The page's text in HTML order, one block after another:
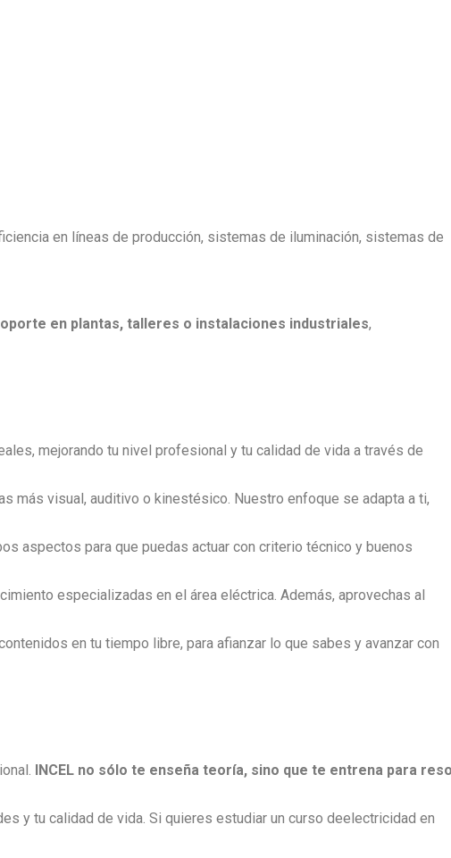
en líneas de producción, sistemas de iluminación, sistemas de
en plantas, talleres o instalaciones industriales,
mejorando tu nivel profesional y tu calidad de vida a través de
más visual, auditivo o kinestésico. Nuestro enfoque se adapta a ti,
aspectos para que puedas actuar con criterio técnico y buenos
especializadas en el área eléctrica. Además, aprovechas al
en tu tiempo libre, para afianzar lo que sabes y avanzar con
INCEL no sólo te enseña teoría, sino que te entrena para
y tu calidad de vida. Si quieres estudiar un curso deelectricidad en